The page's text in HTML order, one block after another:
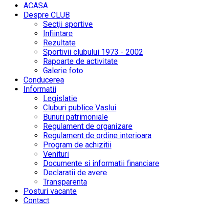
ACASA
Despre CLUB
Secţii sportive
Infiintare
Rezultate
Sportivii clubului 1973 - 2002
Rapoarte de activitate
Galerie foto
Conducerea
Informatii
Legislatie
Cluburi publice Vaslui
Bunuri patrimoniale
Regulament de organizare
Regulament de ordine interioara
Program de achizitii
Venituri
Documente si informatii financiare
Declaratii de avere
Transparenta
Posturi vacante
Contact